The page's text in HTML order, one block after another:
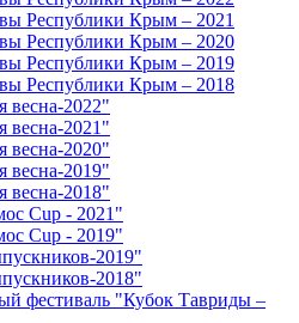
Республики Крым – 2021
Республики Крым – 2020
Республики Крым – 2019
Республики Крым – 2018
весна-2022"
весна-2021"
весна-2020"
весна-2019"
весна-2018"
Cup - 2021"
Cup - 2019"
2019"
2018"
фестиваль "Кубок Тавриды –